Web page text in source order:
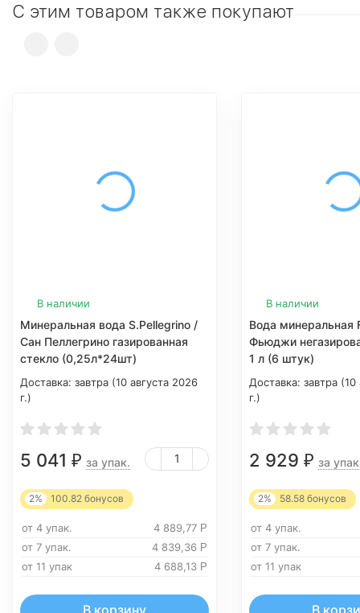
С этим товаром также покупают
В наличии
Минеральная вода S.Pellegrino /
Сан Пеллегрино газированная
стекло (0,25л*24шт)
Доставка: завтра (10 августа 2026
г.)
5 041 ₽ за упак.
2% 100.82 бонусов
от 4 упак. 4 889,77 Р
от 7 упак. 4 839,36 Р
от 11 упак 4 688,13 Р
В корзину
В наличии
Вода минеральная
Фьюджи
1 л (6 штук)
Доставка: завтра (10
г.)
2 929 ₽ за
2% 58.58 бонусов
от 4 упак.
от 7 упак.
от 11 упак
В